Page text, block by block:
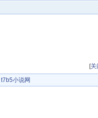
[关
t7b5小说网